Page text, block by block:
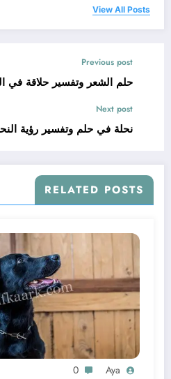
View All Posts
Previous post
حلم الشعر وتفسير حلاقة في
Next post
نحلة في حلم وتفسير رؤية
RELATED POSTS
Aya
0